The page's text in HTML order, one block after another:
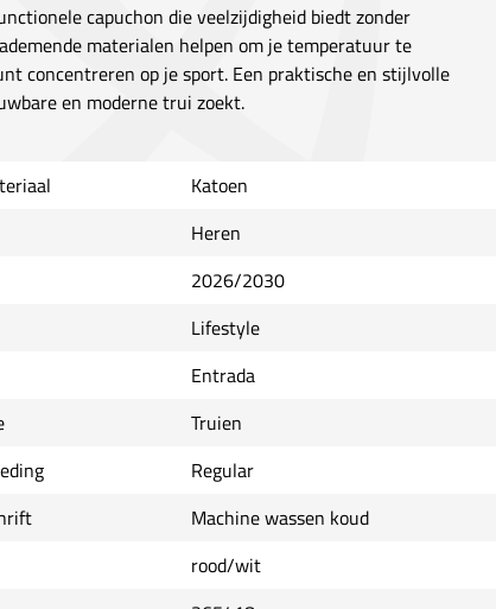
capuchon die veelzijdigheid biedt zonder
materialen helpen om je temperatuur te
concentreren op je sport. Een praktische en stijlvolle
en moderne trui zoekt.
Katoen
Heren
2026/2030
Lifestyle
Entrada
Truien
Regular
Machine wassen koud
rood/wit